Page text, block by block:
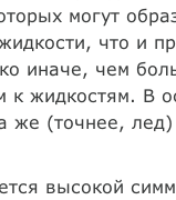
могут
что и
иначе, чем
к жидкостям. В
(точнее,
высокой